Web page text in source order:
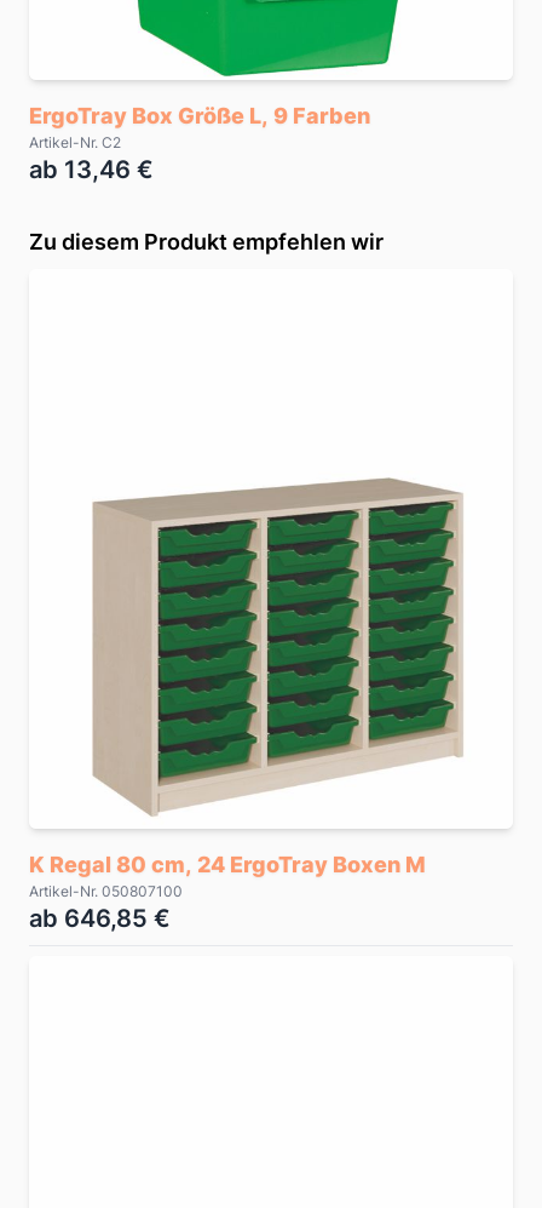
ErgoTray Box Größe L, 9 Farben
Artikel-Nr. C2
ab 13,46 €
Zu diesem Produkt empfehlen wir
K Regal 80 cm, 24 ErgoTray Boxen M
Artikel-Nr. 050807100
ab 646,85 €